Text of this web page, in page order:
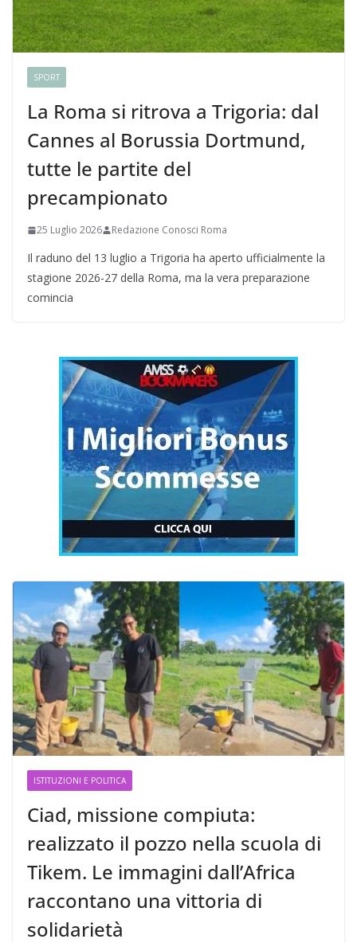
SPORT
La Roma si ritrova a Trigoria: dal
Cannes al Borussia Dortmund,
tutte le partite del
precampionato
25 Luglio 2026 Redazione Conosci Roma
Il raduno del 13 luglio a Trigoria ha aperto ufficialmente la
stagione 2026-27 della Roma, ma la vera preparazione
comincia
ISTITUZIONI E POLITICA
Ciad, missione compiuta:
realizzato il pozzo nella scuola di
Tikem. Le immagini dall’Africa
raccontano una vittoria di
solidarietà